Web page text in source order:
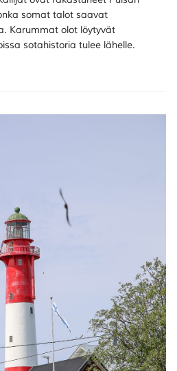
somat talot saavat
Karummat olot löytyvät
sotahistoria tulee lähelle.